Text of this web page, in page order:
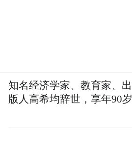
知名经济学家、教育家、出
版人高希均辞世，享年90岁